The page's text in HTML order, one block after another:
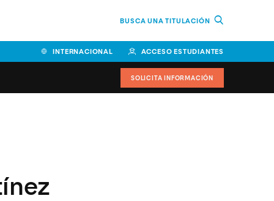
BUSCA UNA TITULACIÓN
INTERNACIONAL ACCESO ESTUDIANTES
Facultad de Ciencias de la
Salud
SOLICITA INFORMACIÓN